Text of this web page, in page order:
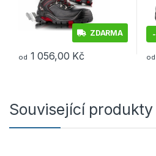
ZDARMA
od 1 056,00 Kč
-
od
Související produkty